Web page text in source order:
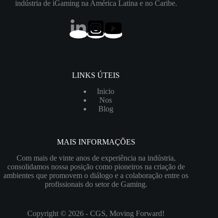
indústria de iGaming na América Latina e no Caribe.
LINKS ÚTEIS
Inicio
Nos
Blog
MAIS INFORMAÇÕES
Com mais de vinte anos de experiência na indústria,
consolidamos nossa posição como pioneiros na criação de
ambientes que promovem o diálogo e a colaboração entre os
profissionais do setor de Gaming.
Copyright © 2026 - CGS, Moving Forward!